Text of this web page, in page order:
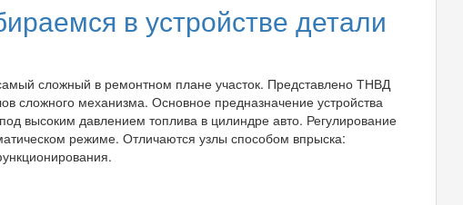
в устройстве детали
сложный в ремонтном плане участок. Представлено ТНВД
сложного механизма. Основное предназначение устройства
высоким давлением топлива в цилиндре авто. Регулирование
режиме. Отличаются узлы способом впрыска: